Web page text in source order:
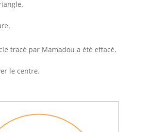
tracé par Mamadou a été effacé.
le centre.